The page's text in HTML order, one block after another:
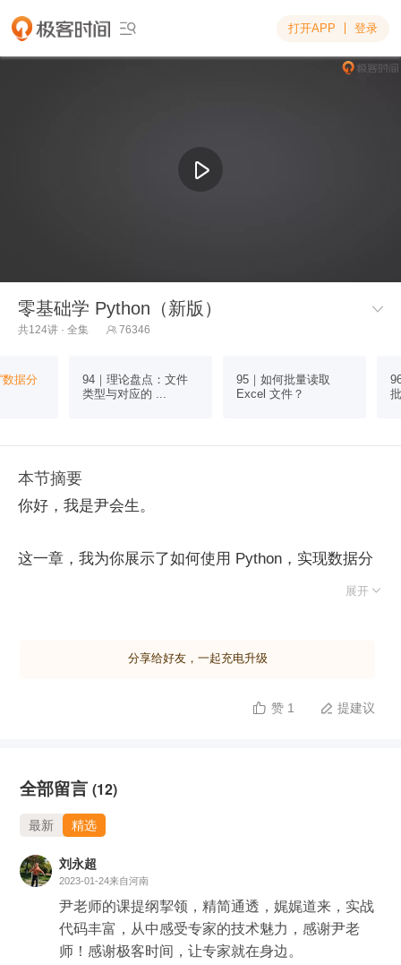
 打开APP 登录
零基础学 Python（新版） 
共124讲 · 全集  76346
数据分
94｜理论盘点：文件
类型与对应的 ...
95｜如何批量读取
Excel 文件？
本节摘要
你好，我是尹会生。
这一章，我为你展示了如何使用 Python，实现数据分
析工作中的数据采集、清洗、存储、分析，以及展示各
很多数据分析师手中的利器，甚至 Python 还可以通过
外，很多时候还要使用 Python 的第三方库来实现更加
强大的功能，那么这一讲，我来为你盘点一下功能强大
半功倍。
首先，我们将数据分析中常用的库按照数据采集、数据
清洗、数据分析分成 3 个部分，下面我们依次介绍一
展开 
分享给好友，一起充电升级
 赞 1  提建议
全部留言 (12)
最新 精选
刘永超
2023-01-24来自河南
尹老师的课提纲挈领，精简通透，娓娓道来，实战
代码丰富，从中感受专家的技术魅力，感谢尹老
师！感谢极客时间，让专家就在身边。